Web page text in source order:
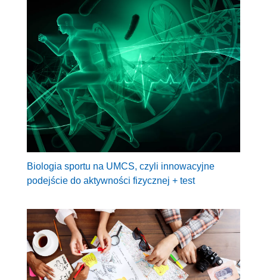
Biologia sportu na UMCS, czyli innowacyjne
podejście do aktywności fizycznej + test